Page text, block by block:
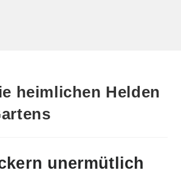
heimlichen Helden
unermütlich